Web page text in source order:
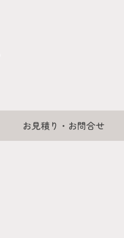
お見積り・お問合せ